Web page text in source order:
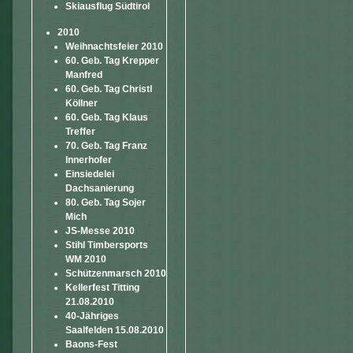
Skiausflug Südtirol
2010
Weihnachtsfeier 2010
60. Geb. Tag Krepper
Manfred
60. Geb. Tag Christl
Köllner
60. Geb. Tag Klaus
Treffer
70. Geb. Tag Franz
Innerhofer
Einsiedelei
Dachsanierung
80. Geb. Tag Sojer
Mich
JS-Messe 2010
Stihl Timbersports
WM 2010
Schützenmarsch 2010
Kellerfest Titting
21.08.2010
40-Jähriges
Saalfelden 15.08.2010
Baons-Fest